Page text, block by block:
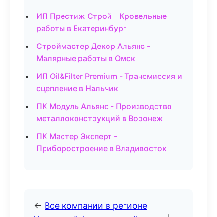
ИП Престиж Строй - Кровельные
работы в Екатеринбург
Строймастер Декор Альянс -
Малярные работы в Омск
ИП Oil&Filter Premium - Трансмиссия и
сцепление в Нальчик
ПК Модуль Альянс - Производство
металлоконструкций в Воронеж
ПК Мастер Эксперт -
Приборостроение в Владивосток
← Все компании в регионе